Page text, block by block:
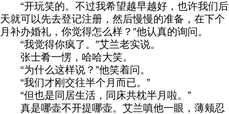
“开玩笑的。不过我希望越早越好，也许我们后
天就可以先去登记注册，然后慢慢的准备，在下个
月补办婚礼，你觉得怎么样？”他认真的询问。
“我觉得你疯了。”艾兰老实说。
张士肴一愣，哈哈大笑。
“为什么这样说？”他笑着问。
“我们才刚交往半个月而已。”
“但也是同居生活，同床共枕半月啦。”
真是哪壶不开提哪壶。艾兰嗔他一眼，薄颊忍